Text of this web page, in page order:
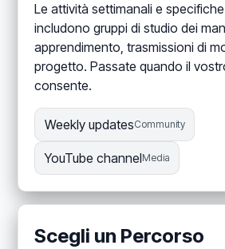
Le attività settimanali e
includono gruppi di studio dei
apprendimento, trasmissioni di
progetto. Passate quando il
consente.
Weekly updatesCommunity
YouTube channelMedia
Scegli un Percorso